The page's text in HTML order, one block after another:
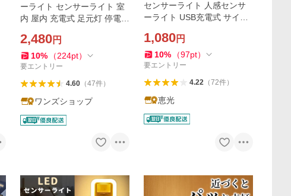
ーライト センサーライト 室
内 屋内 充電式 足元灯 停電 L
防災 マグネット式 屋内 廊下
玄関 led
2,480円
10% （224pt）
要エントリー
4.60（47件）
ワンズショップ
センサーライト 人感センサ
ーライト USB充電式 サイズ
薄型 バッテリー内蔵 バーラ
イト 配線工事不要 ポーチラ
イト HWXD
1,080円
10% （97pt）
要エントリー
4.22（72件）
恵光